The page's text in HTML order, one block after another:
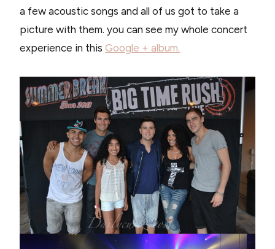
a few acoustic songs and all of us got to take a
picture with them. you can see my whole concert
experience in this Google + album.